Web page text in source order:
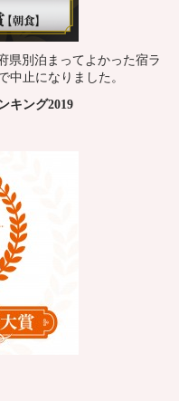
県別泊まってよかった宿ラ
中止になりました。
キング2019